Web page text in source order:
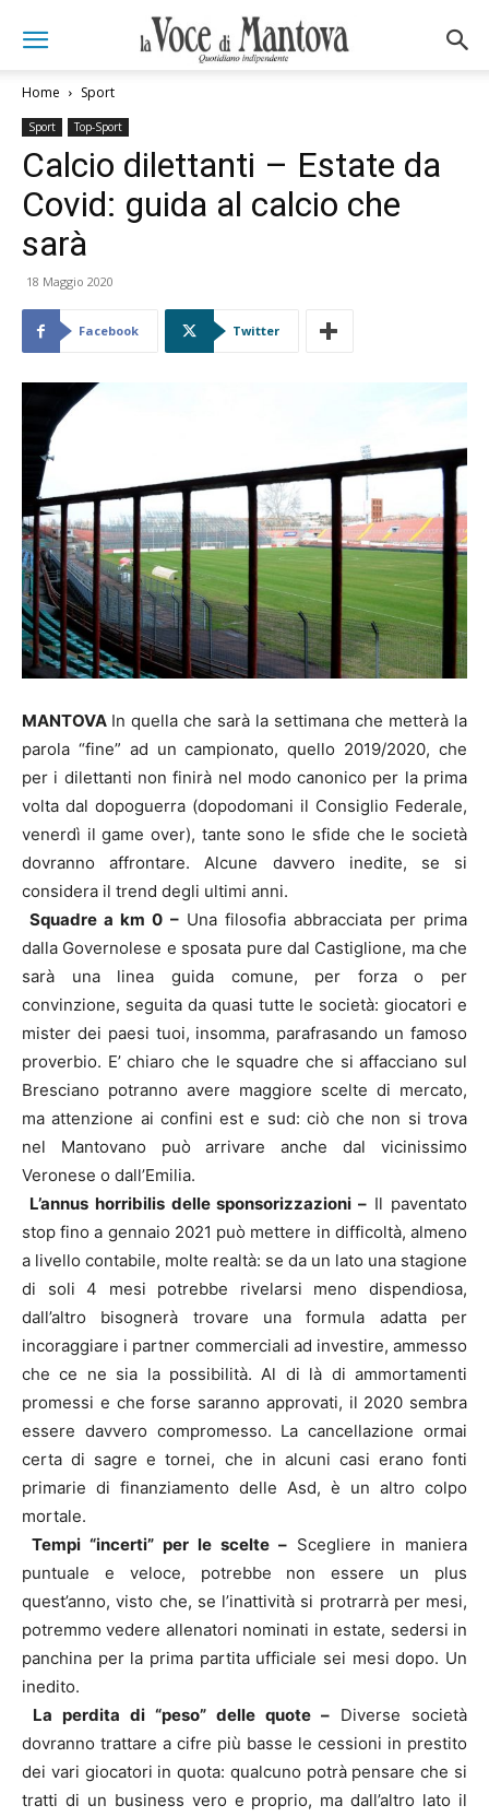
Home Sport
Sport Top-Sport
Calcio dilettanti – Estate da
Covid: guida al calcio che
sarà
18 Maggio 2020
Facebook Twitter
MANTOVA In quella che sarà la settimana che metterà la
parola “fine” ad un campionato, quello 2019/2020, che
per i dilettanti non finirà nel modo canonico per la prima
volta dal dopoguerra (dopodomani il Consiglio Federale,
venerdì il game over), tante sono le sfide che le società
dovranno affrontare. Alcune davvero inedite, se si
considera il trend degli ultimi anni.
Squadre a km 0 –Una filosofia abbracciata per prima
dalla Governolese e sposata pure dal Castiglione, ma che
sarà una linea guida comune, per forza o per
convinzione, seguita da quasi tutte le società: giocatori e
mister dei paesi tuoi, insomma, parafrasando un famoso
proverbio. E’ chiaro che le squadre che si affacciano sul
Bresciano potranno avere maggiore scelte di mercato,
ma attenzione ai confini est e sud: ciò che non si trova
nel Mantovano può arrivare anche dal vicinissimo
Veronese o dall’Emilia.
L’annus horribilis delle sponsorizzazioni – Il paventato
stop fino a gennaio 2021 può mettere in difficoltà, almeno
a livello contabile, molte realtà: se da un lato una stagione
di soli 4 mesi potrebbe rivelarsi meno dispendiosa,
dall’altro bisognerà trovare una formula adatta per
incoraggiare i partner commerciali ad investire, ammesso
che ce ne sia la possibilità. Al di là di ammortamenti
promessi e che forse saranno approvati, il 2020 sembra
essere davvero compromesso. La cancellazione ormai
certa di sagre e tornei, che in alcuni casi erano fonti
primarie di finanziamento delle Asd, è un altro colpo
mortale.
Tempi “incerti” per le scelte – Scegliere in maniera
puntuale e veloce, potrebbe non essere un plus
quest’anno, visto che, se l’inattività si protrarrà per mesi,
potremmo vedere allenatori nominati in estate, sedersi in
panchina per la prima partita ufficiale sei mesi dopo. Un
inedito.
La perdita di “peso” delle quote – Diverse società
dovranno trattare a cifre più basse le cessioni in prestito
dei vari giocatori in quota: qualcuno potrà pensare che si
tratti di un business vero e proprio, ma dall’altro lato il